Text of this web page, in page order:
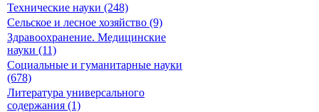
Технические науки (248)
Сельское и лесное хозяйство (9)
Здравоохранение. Медицинские
науки (11)
Социальные и гуманитарные науки
(678)
Литература универсального
содержания (1)